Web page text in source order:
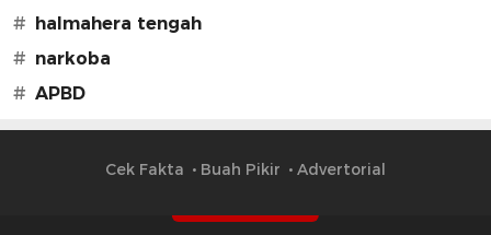
# halmahera tengah
# narkoba
# APBD
Cek Fakta Buah Pikir Advertorial